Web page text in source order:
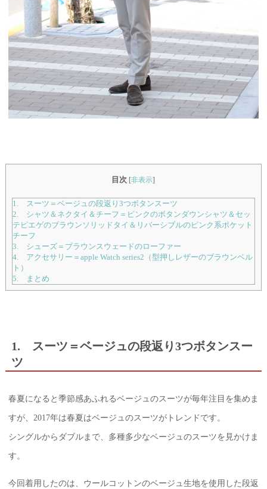
目次 [非表示]
1. スーツ＝ベージュの段返り3つボタンスーツ
2. シャツ＆ネクタイ＆チーフ＝ピンクのボタンダウンシャツ＆セッ
テピエゲのブラウンソリッドタイ＆リバーシブルのピンク系ポケット
チーフ
3. シューズ＝ブラウンスウェードのローファー
4. アクセサリー＝apple Watch series2（型押しレザーのブラウンベル
ト）
5. まとめ
1. スーツ＝ベージュの段返り3つボタンスー
ツ
春夏になると季節感あふれるベージュのスーツが毎年注目を集めま
すが、2017年は春夏はベージュのスーツがトレンドです。
シングルからダブルまで、多種多少なベージュのスーツを見かけま
す。
今回着用したのは、ウールコットンのベージュ生地を使用した段返